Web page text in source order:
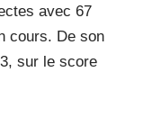
avec 67
cours. De son
sur le score